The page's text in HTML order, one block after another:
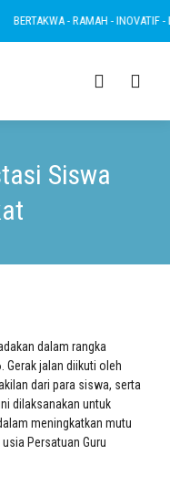
BERTAKWA - RAMAH - INOVATIF -
Siswa
dalam rangka
Gerak jalan diikuti oleh
dari para siswa, serta
dilaksanakan untuk
meningkatkan mutu
Persatuan Guru